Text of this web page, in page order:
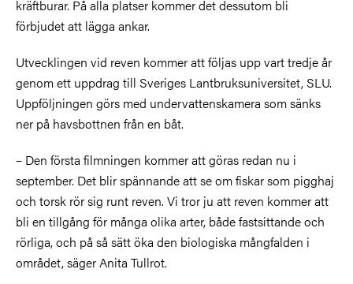
kräftburar. På alla platser kommer det dessutom bli
förbjudet att lägga ankar.
Utvecklingen vid reven kommer att följas upp vart tredje år
genom ett uppdrag till Sveriges Lantbruksuniversitet, SLU.
Uppföljningen görs med undervattenskamera som sänks
ner på havsbottnen från en båt.
– Den första filmningen kommer att göras redan nu i
september. Det blir spännande att se om fiskar som pigghaj
och torsk rör sig runt reven. Vi tror ju att reven kommer att
bli en tillgång för många olika arter, både fastsittande och
rörliga, och på så sätt öka den biologiska mångfalden i
området, säger Anita Tullrot.